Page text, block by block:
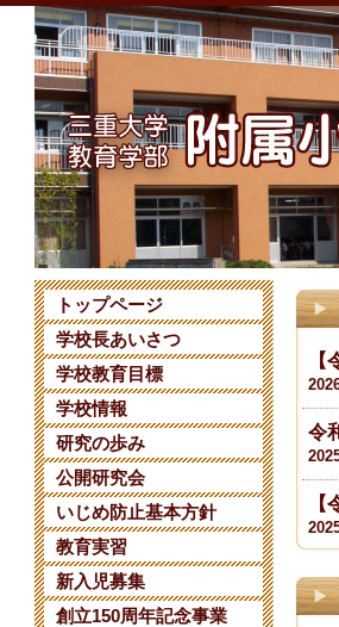
トップページ
学校長あいさつ
学校教育目標
学校情報
研究の歩み
公開研究会
いじめ防止基本方針
教育実習
新入児募集
創立150周年記念事業
令
【